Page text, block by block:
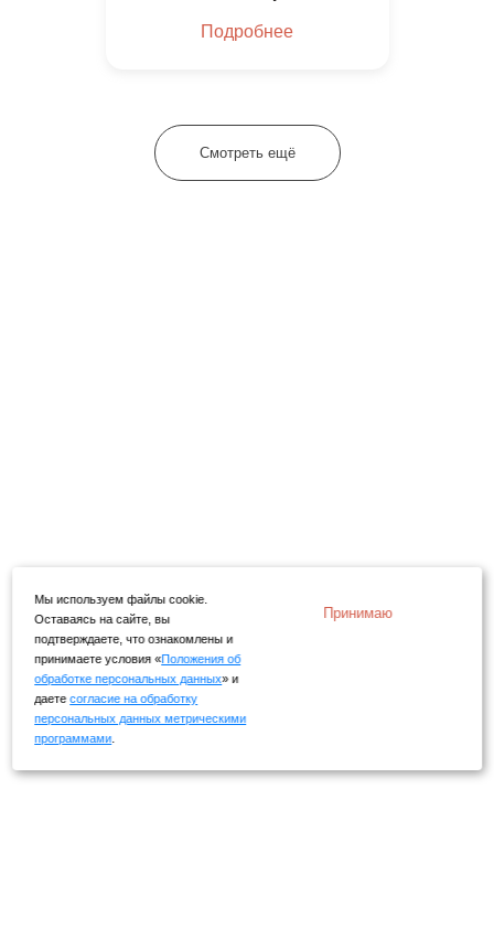
Подробнее
Смотреть ещё
Мы используем файлы cookie.
Оставаясь на сайте, вы
подтверждаете, что ознакомлены и
принимаете условия «Положения об
обработке персональных данных» и
даетесогласие на обработку
персональных данных метрическими
программами.
Принимаю